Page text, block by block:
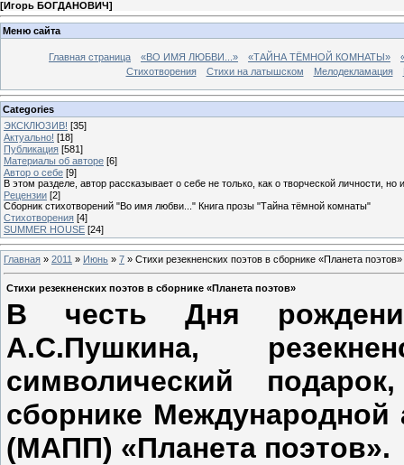
[Игорь БОГДАНОВИЧ]
Меню сайта
Главная страница «ВО ИМЯ ЛЮБВИ...» «ТАЙНА ТЁМНОЙ КОМНАТЫ»
Стихотворения
Стихи на латышском Мелодекламация
Categories
ЭКСКЛЮЗИВ! [35]
Актуально! [18]
Публикация [581]
Материалы об авторе [6]
Автор о себе [9]
В этом разделе, автор рассказывает о себе не только, как о творческой личности,
Рецензии [2]
Сборник стихотворений "Во имя любви..." Книга прозы "Тайна тёмной комнаты"
Стихотворения [4]
SUMMER HOUSE [24]
Главная » 2011 » Июнь » 7 » Стихи резекненских поэтов в сборнике «Планета поэтов»
Стихи резекненских поэтов в сборнике «Планета поэтов»
В честь Дня
А.С.Пушкина,
символический
сборнике Международной
(МАПП) «Планета поэтов».